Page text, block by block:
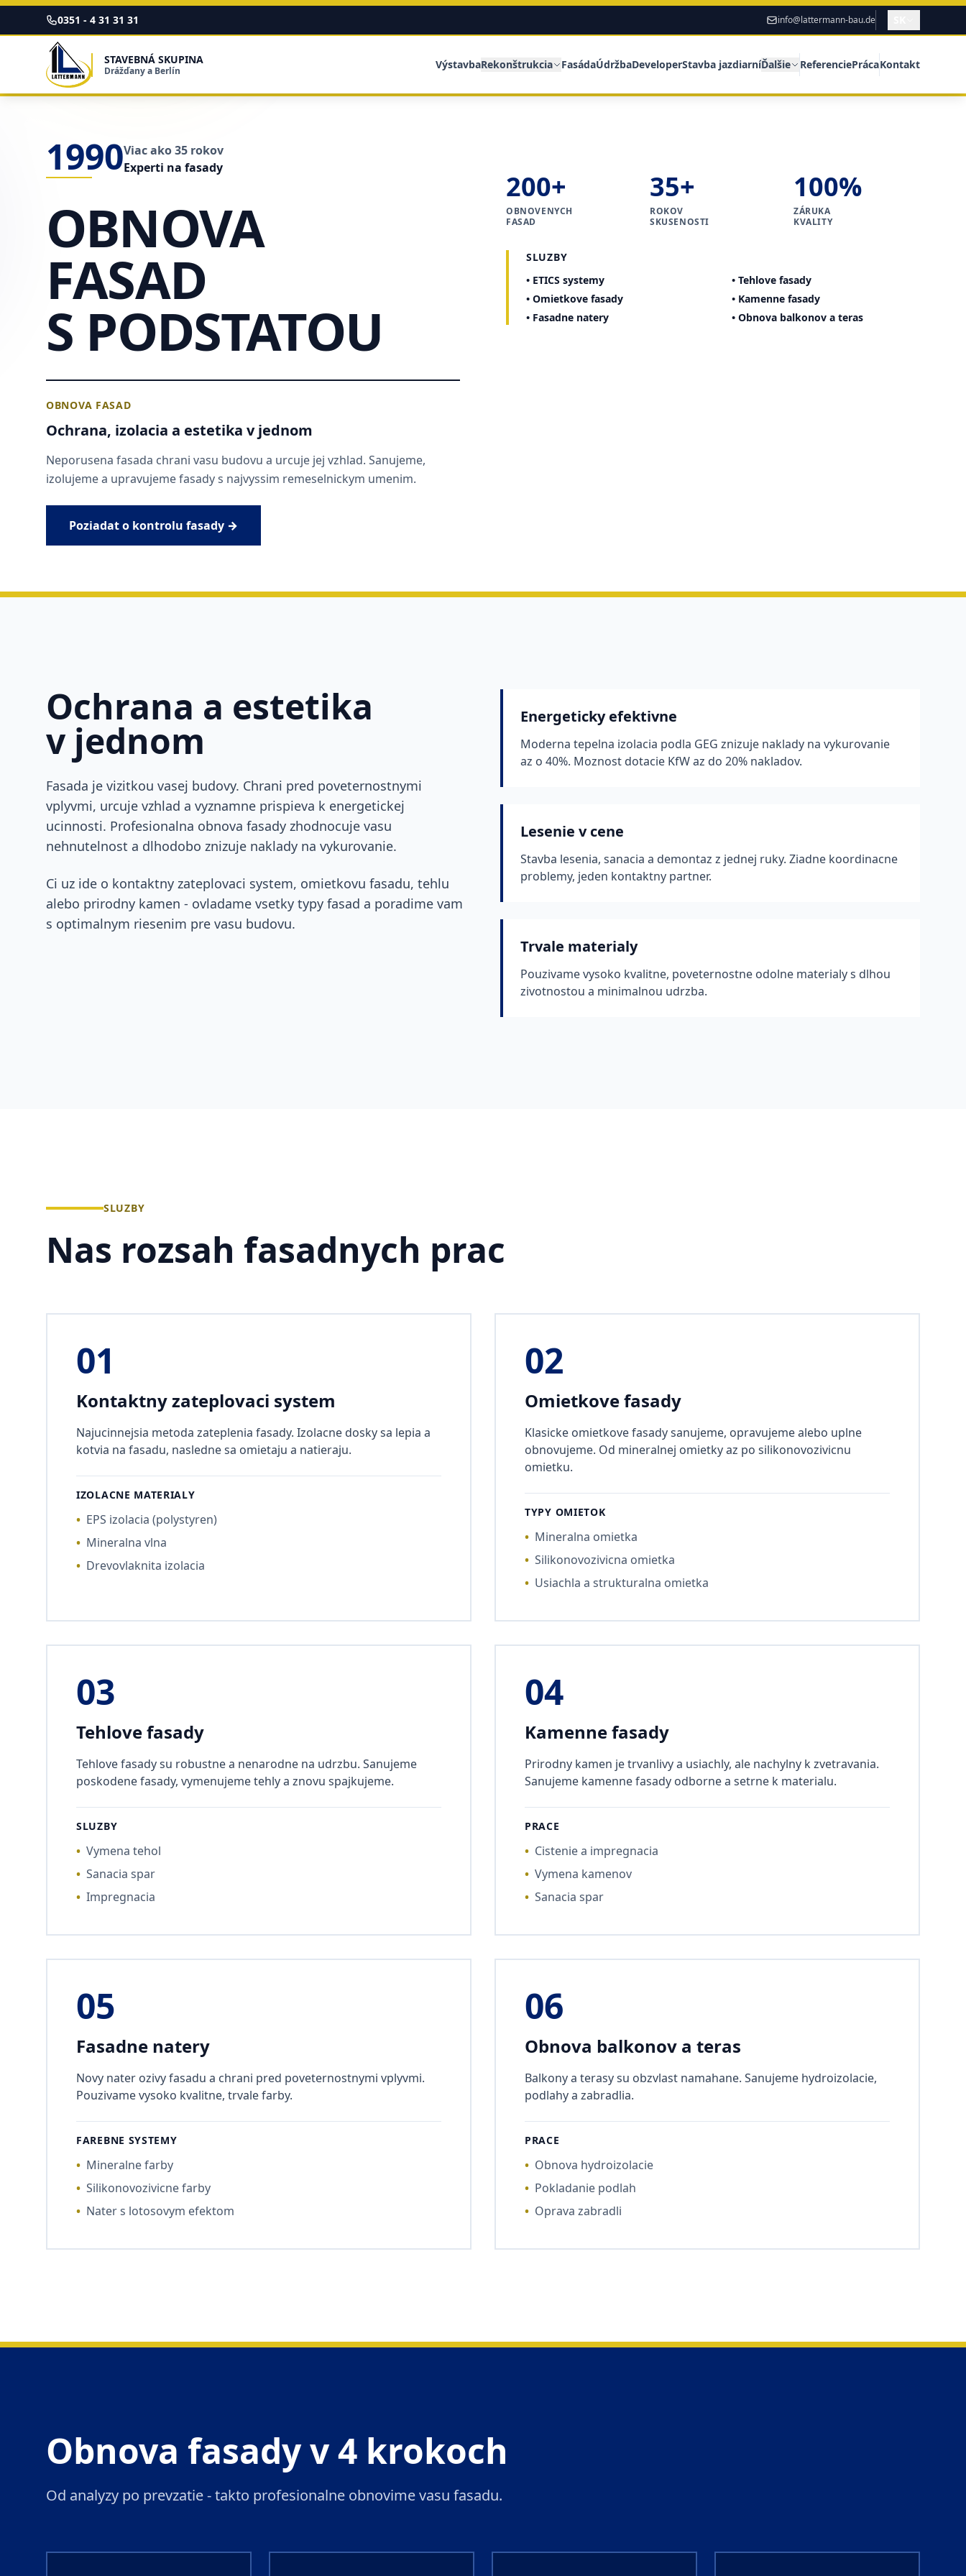
Zum Inhalt springen
0351 - 4 31 31 31 info@lattermann-bau.de
STAVEBNÁ SKUPINA
Drážďany a Berlín VýstavbaRekonštrukcia FasádaÚdržbaDeveloperStavba jazdiarníĎalšie ReferenciePrácaKontakt
1990Viac ako 35 rokov
Experti na fasady
OBNOVA
FASAD
S PODSTATOU
OBNOVA FASAD
Ochrana, izolacia a estetika v jednom
Neporusena fasada chrani vasu budovu a urcuje jej vzhlad. Sanujeme,
izolujeme a upravujeme fasady s najvyssim remeselnickym umenim.
Poziadat o kontrolu fasady →
200+
OBNOVENYCH
FASAD
35+
ROKOV
SKUSENOSTI
100%
ZÁRUKA
KVALITY
SLUZBY
• ETICS systemy
• Tehlove fasady
• Omietkove fasady
• Kamenne fasady
• Fasadne natery
• Obnova balkonov a teras
Ochrana a estetika
v jednom
Fasada je vizitkou vasej budovy. Chrani pred poveternostnymi
vplyvmi, urcuje vzhlad a vyznamne prispieva k energetickej
ucinnosti. Profesionalna obnova fasady zhodnocuje vasu
nehnutelnost a dlhodobo znizuje naklady na vykurovanie.
Ci uz ide o kontaktny zateplovaci system, omietkovu fasadu, tehlu
alebo prirodny kamen - ovladame vsetky typy fasad a poradime vam
s optimalnym riesenim pre vasu budovu.
Energeticky efektivne
Moderna tepelna izolacia podla GEG znizuje naklady na vykurovanie
az o 40%. Moznost dotacie KfW az do 20% nakladov.
Lesenie v cene
Stavba lesenia, sanacia a demontaz z jednej ruky. Ziadne koordinacne
problemy, jeden kontaktny partner.
Trvale materialy
Pouzivame vysoko kvalitne, poveternostne odolne materialy s dlhou
zivotnostou a minimalnou udrzba.
SLUZBY
Nas rozsah fasadnych prac
01
Kontaktny zateplovaci system
Najucinnejsia metoda zateplenia fasady. Izolacne dosky sa lepia a
kotvia na fasadu, nasledne sa omietaju a natieraju.
IZOLACNE MATERIALY
• EPS izolacia (polystyren)
• Mineralna vlna
• Drevovlaknita izolacia
02
Omietkove fasady
Klasicke omietkove fasady sanujeme, opravujeme alebo uplne
obnovujeme. Od mineralnej omietky az po silikonovozivicnu
omietku.
TYPY OMIETOK
• Mineralna omietka
• Silikonovozivicna omietka
• Usiachla a strukturalna omietka
03
Tehlove fasady
Tehlove fasady su robustne a nenarodne na udrzbu. Sanujeme
poskodene fasady, vymenujeme tehly a znovu spajkujeme.
SLUZBY
• Vymena tehol
• Sanacia spar
• Impregnacia
04
Kamenne fasady
Prirodny kamen je trvanlivy a usiachly, ale nachylny k zvetravania.
Sanujeme kamenne fasady odborne a setrne k materialu.
PRACE
• Cistenie a impregnacia
• Vymena kamenov
• Sanacia spar
05
Fasadne natery
Novy nater ozivy fasadu a chrani pred poveternostnymi vplyvmi.
Pouzivame vysoko kvalitne, trvale farby.
FAREBNE SYSTEMY
• Mineralne farby
• Silikonovozivicne farby
• Nater s lotosovym efektom
06
Obnova balkonov a teras
Balkony a terasy su obzvlast namahane. Sanujeme hydroizolacie,
podlahy a zabradlia.
PRACE
• Obnova hydroizolacie
• Pokladanie podlah
• Oprava zabradli
Obnova fasady v 4 krokoch
Od analyzy po prevzatie - takto profesionalne obnovime vasu fasadu.